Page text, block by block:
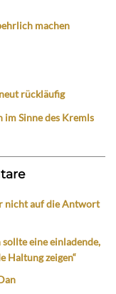
machen
rückläufig
im Sinne des Kremls
nicht auf die Antwort
sollte eine einladende,
Haltung zeigen“